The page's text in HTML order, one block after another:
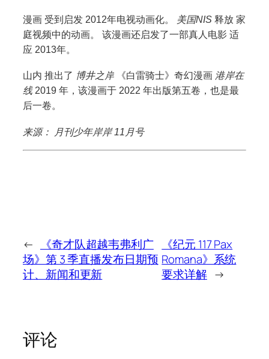
漫画 受到启发 2012年电视动画化。 美国NIS 释放 家
庭视频中的动画。 该漫画还启发了一部真人电影 适
应 2013年。
山内 推出了 博井之岸 《白雷骑士》奇幻漫画 港岸在
线2019 年，该漫画于 2022 年出版第五卷，也是最
后一卷。
来源： 月刊少年岸岸11月号
←
《奇才队超越韦弗利广
场》第 3 季直播发布日期预
计、新闻和更新
《纪元 117 Pax
Romana》系统
要求详解 →
评论